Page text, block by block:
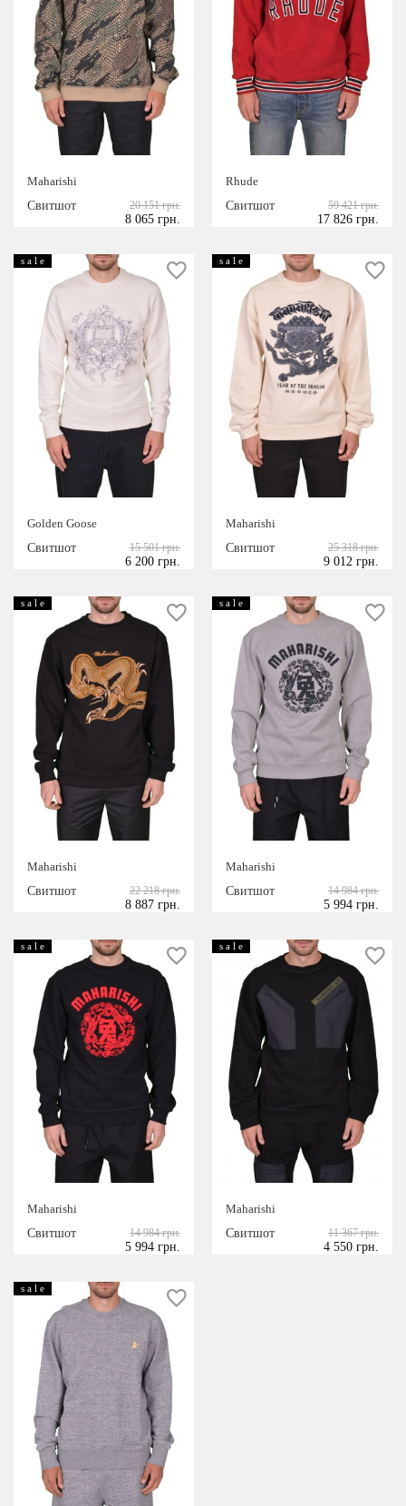
Maharishi
Свитшот
20 151 грн.
8 065 грн.
Rhude
Свитшот
59 421 грн.
17 826 грн.
s a l e
Golden Goose
Свитшот
15 501 грн.
6 200 грн.
s a l e
Maharishi
Свитшот
25 318 грн.
9 012 грн.
s a l e
Maharishi
Свитшот
22 218 грн.
8 887 грн.
s a l e
Maharishi
Свитшот
14 984 грн.
5 994 грн.
s a l e
Maharishi
Свитшот
14 984 грн.
5 994 грн.
s a l e
Maharishi
Свитшот
11 367 грн.
4 550 грн.
s a l e